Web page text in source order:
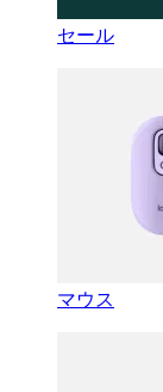
セール
マウス